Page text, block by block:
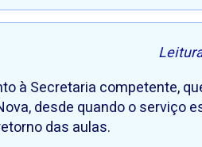
à Secretaria competente,
desde quando o serviço
das aulas.